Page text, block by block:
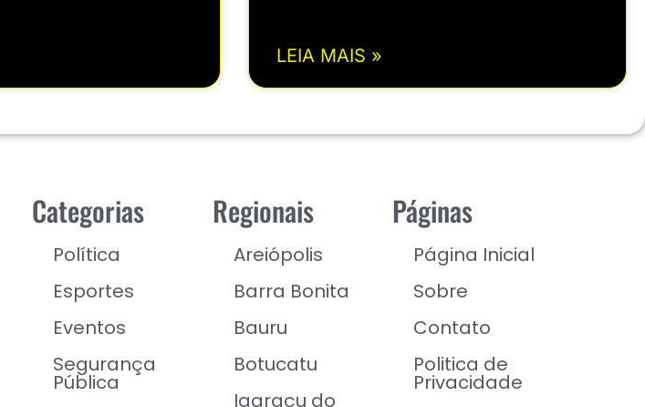
LEIA MAIS »
Categorias
Política
Esportes
Eventos
Segurança
Pública
Regionais
Areiópolis
Barra Bonita
Bauru
Botucatu
Igaraçu do
Páginas
Página Inicial
Sobre
Contato
Politica de
Privacidade